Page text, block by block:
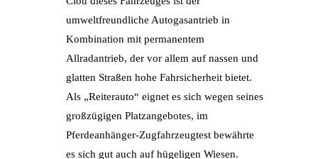
umweltfreundliche Autogasantrieb in
Kombination mit permanentem
Allradantrieb, der vor allem auf nassen und
glatten Straßen hohe Fahrsicherheit bietet.
Als „Reiterauto“ eignet es sich wegen seines
großzügigen Platzangebotes, im
Pferdeanhänger-Zugfahrzeugtest bewährte
es sich gut auch auf hügeligen Wiesen.